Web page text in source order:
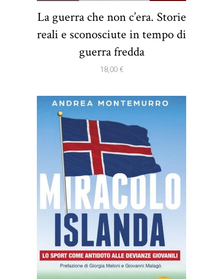
La guerra che non c’era. Storie
reali e sconosciute in tempo di
guerra fredda
18,00 €